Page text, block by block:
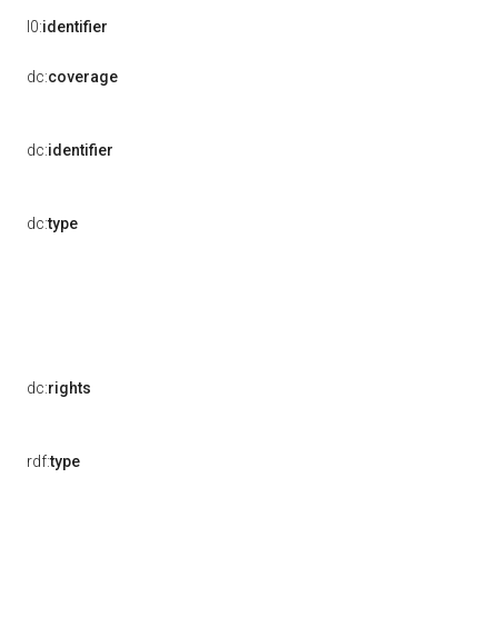
l0:identifier
dc:coverage
dc:identifier
dc:type
dc:rights
rdf:type